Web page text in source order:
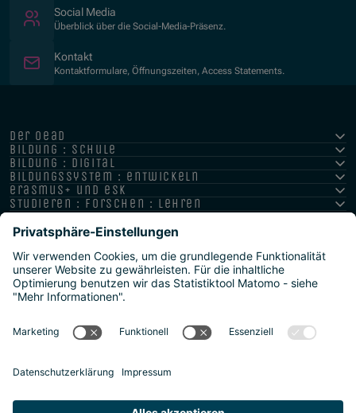
Social Media
Überblick über die Social-Media-Präsenz.
Kontakt
Kontaktformulare, Öffnungszeiten, Access Statements.
der oead
bildung : schule
bildung : digital
bildungssystem : entwickeln
erasmus+ und esk
studieren : forschen : lehren
hochschule : strategie : international
Datenschutz